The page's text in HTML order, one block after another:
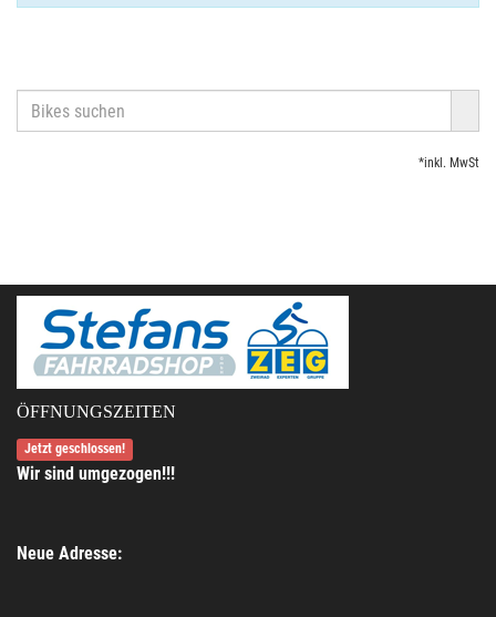
*inkl. MwSt
ÖFFNUNGSZEITEN
Jetzt geschlossen!
Wir sind umgezogen!!!
Neue Adresse: